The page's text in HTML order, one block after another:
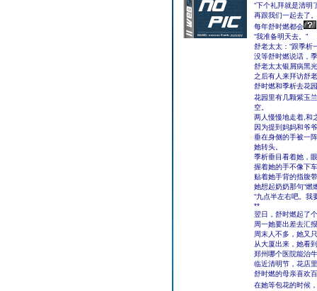
“下个礼拜就是清明
再跟我们一起去了。
每年舒时燃都会
“我准备明天去。”
舒老太太：“跟季析
没等舒时燃说话，
舒老太太银屑病黑
之后有人来拜访舒
舒时燃和季析去花
花园里有几颗紫玉
空。
两人慢慢地走着,和
因为提到妈妈和爷
垂在身侧的手被一
她转头。
季析垂目看着她，
握着她的手不像下
贴着她手背的指腹
她想起奶奶那句“燃
“九点半左右吧。我
**
翌日，舒时燃起了
周一她要出差去汇
周末人不多，她又
从大厦出来，她看
郑州哪个医院能治
临近清明节，花店
舒时燃的母亲喜欢
在她等包花的时候